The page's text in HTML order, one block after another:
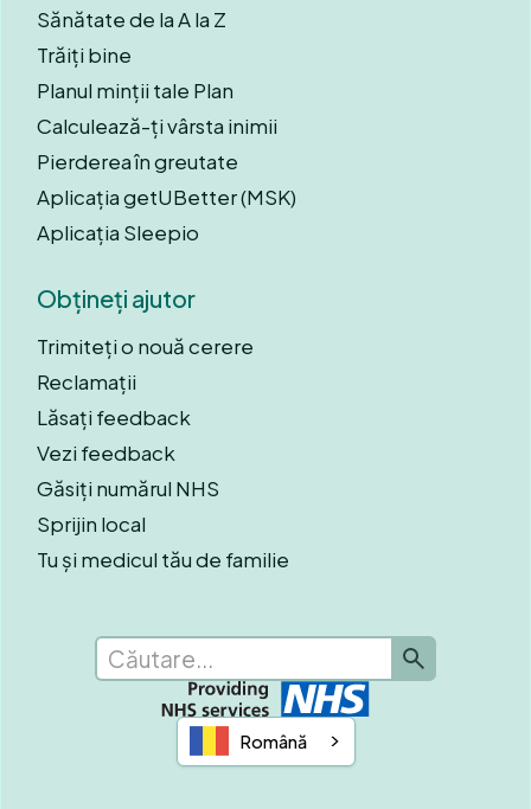
Sănătate de la A la Z
Trăiți bine
Planul minții tale Plan
Calculează-ți vârsta inimii
Pierderea în greutate
Aplicația getUBetter (MSK)
Aplicația Sleepio
Obțineți ajutor
Trimiteți o nouă cerere
Reclamații
Lăsați feedback
Vezi feedback
Găsiți numărul NHS
Sprijin local
Tu și medicul tău de familie
Română